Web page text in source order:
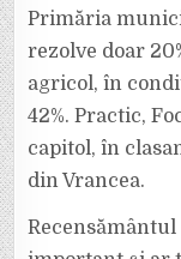
Primăria
rezolve doar
agricol, în
42%. Practic,
capitol, în
din Vrancea.